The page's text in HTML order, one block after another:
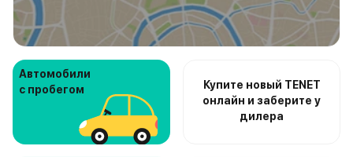
Автомобили
с пробегом
Купите новый TENET
онлайн и заберите у
дилера